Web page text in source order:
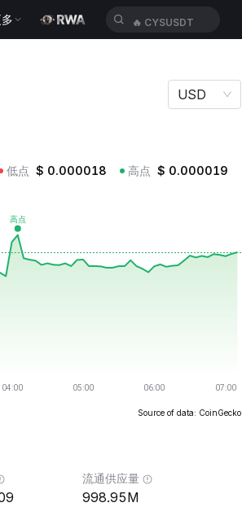
🔥 CYSUSDT
USD
低点 $ 0.000018 高点 $ 0.000019
Source of data: CoinGecko
流通供应量
998.95M